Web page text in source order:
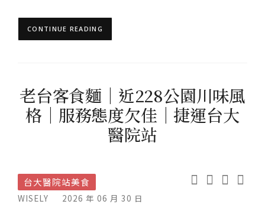
CONTINUE READING
老台客食麵｜近228公園川味風
格｜服務態度欠佳｜捷運台大
醫院站
台大醫院站美食
WISELY 2026 年 06 月 30 日